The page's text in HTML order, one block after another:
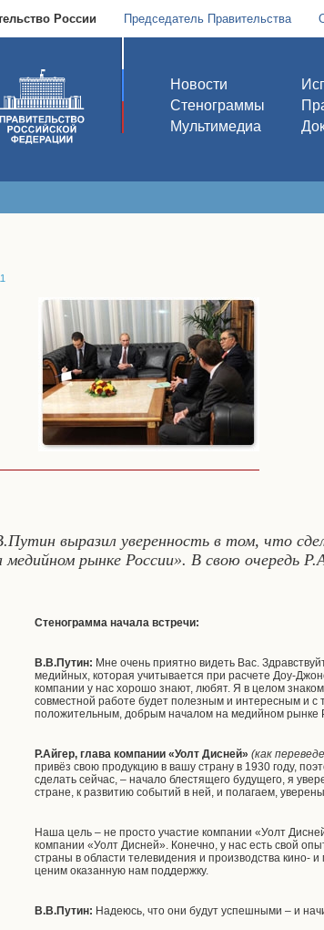
России Председатель Правительства
Новости
Стенограммы
Мультимедиа
выразил уверенность в том, что
рынке России». В свою очередь
Стенограмма начала встречи:
В.В.Путин: Мне очень приятно видеть Вас.
медийных, которая учитывается при расчете Доу-
компании у нас хорошо знают, любят. Я в целом
совместной работе будет полезным и интересным и с
положительным, добрым началом на медийном рынке
Р.Айгер, глава компании «Уолт Дисней» (как
привёз свою продукцию в вашу страну в 1930 году,
сделать сейчас, – начало блестящего будущего, я
стране, к развитию событий в ней, и полагаем,
Наша цель – не просто участие компании «Уолт
компании «Уолт Дисней». Конечно, у нас есть свой
страны в области телевидения и производства кино-
ценим оказанную нам поддержку.
В.В.Путин: Надеюсь, что они будут успешными – и